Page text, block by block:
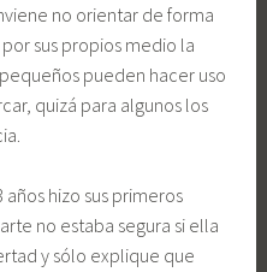
no orientar de forma
sus propios medio la
pueden hacer uso
quizá para algunos los
hizo sus primeros
no estaba segura si ella
y sólo explique que